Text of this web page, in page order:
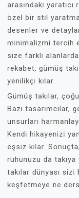
arasındaki
özel bir stil
desenler ve
minimalizmi tercih
size farklı
rekabet, gümüş
yenilikçi kılar.
Gümüş takılar,
Bazı tasarımcılar,
unsurları
Kendi hikayenizi
eşsiz kılar.
ruhunuzu da takıya
takılar dünyası
keşfetmeye ne